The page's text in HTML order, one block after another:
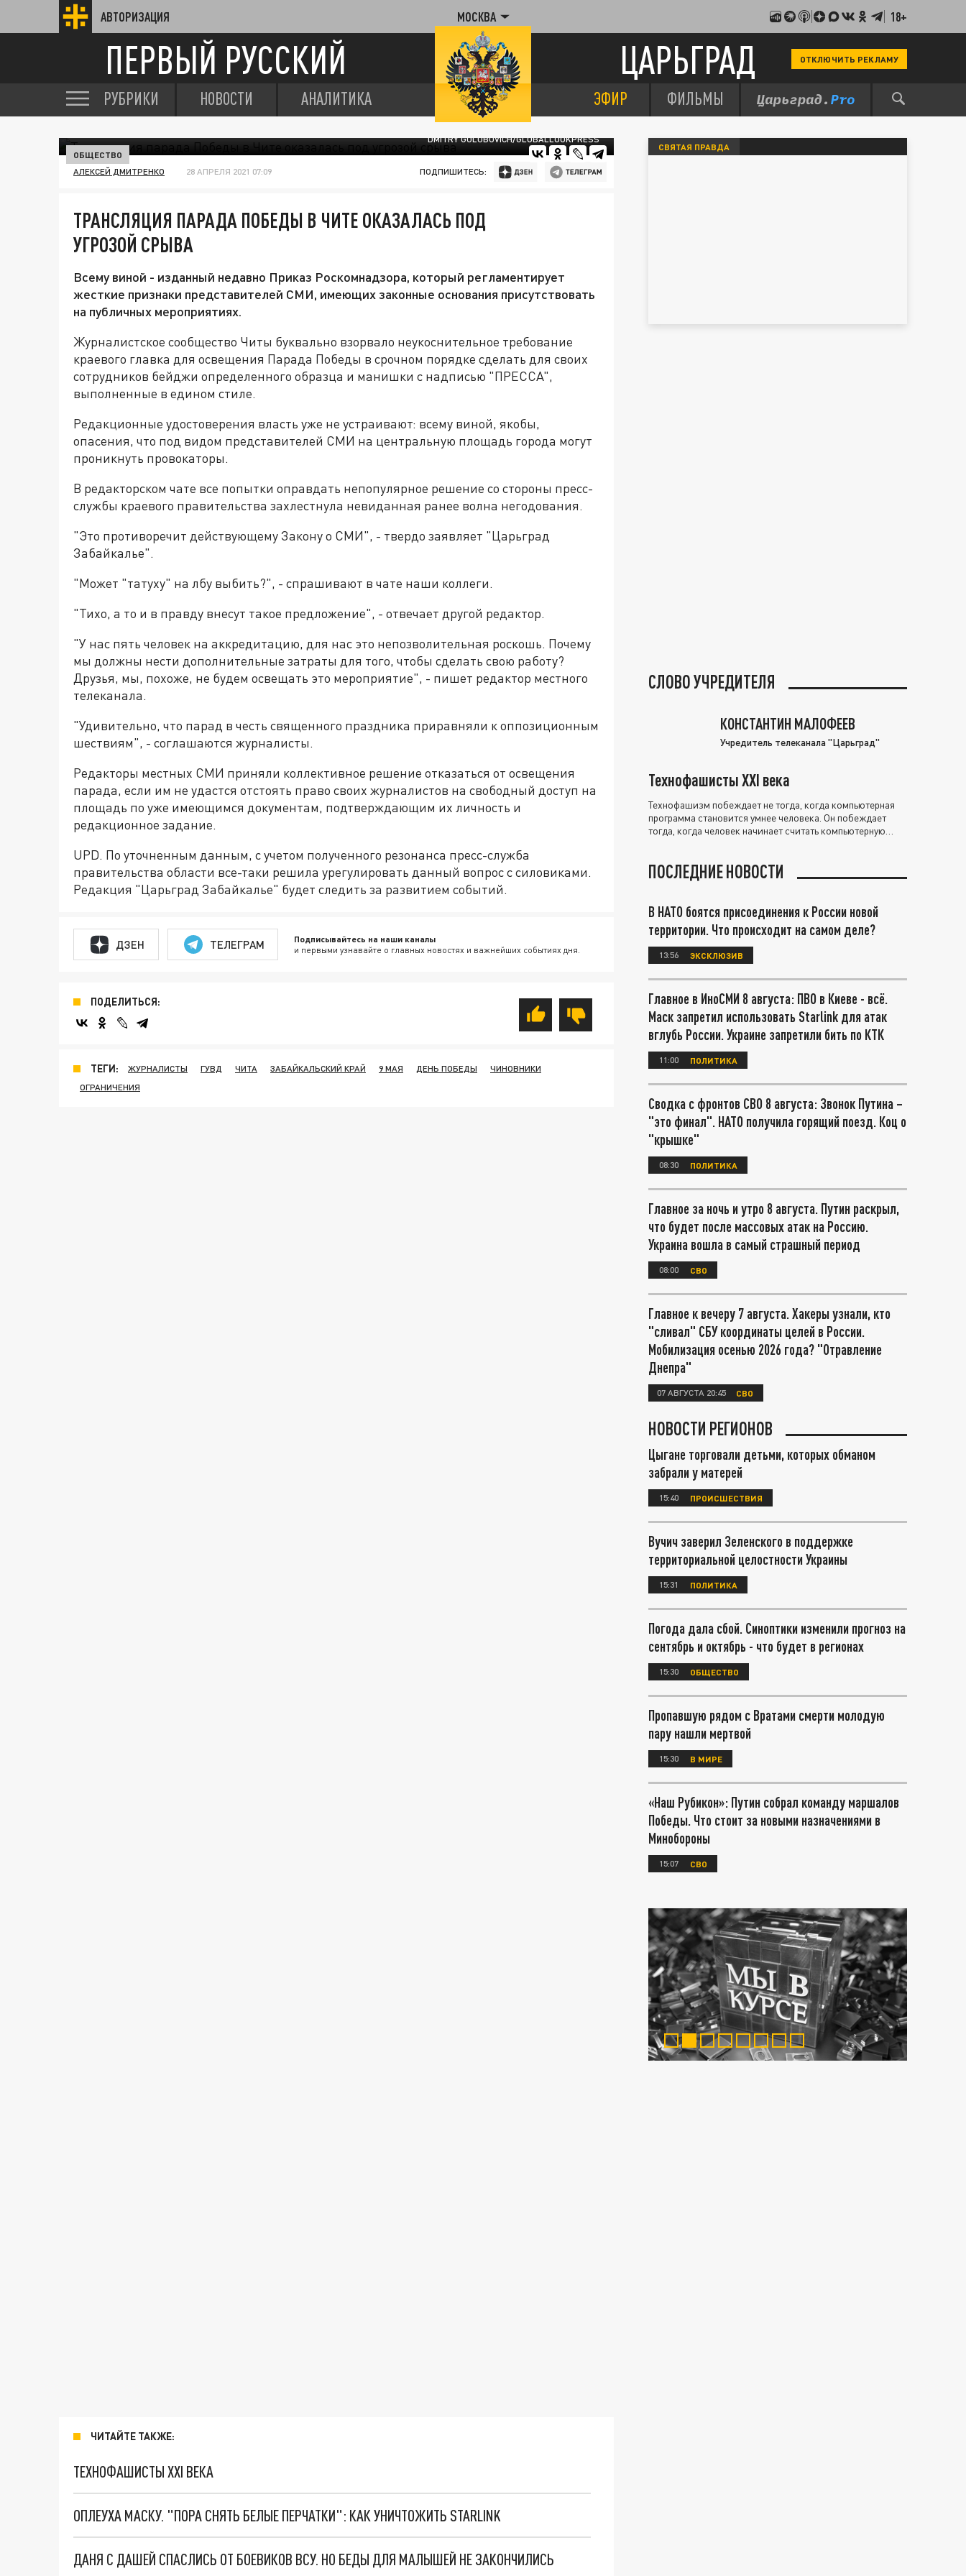
АВТОРИЗАЦИЯ МОСКВА 18+
ПЕРВЫЙ РУССКИЙ ЦАРЬГРАД ОТКЛЮЧИТЬ РЕКЛАМУ
РУБРИКИ НОВОСТИ АНАЛИТИКА ЭФИР ФИЛЬМЫ
DMITRY GOLUBOVICH/GLOBALLOOKPRESS
ОБЩЕСТВО
АЛЕКСЕЙ ДМИТРЕНКО 28 АПРЕЛЯ 2021 07:09 ПОДПИШИТЕСЬ:
ТРАНСЛЯЦИЯ ПАРАДА ПОБЕДЫ В ЧИТЕ ОКАЗАЛАСЬ ПОД
УГРОЗОЙ СРЫВА
Всему виной - изданный недавно Приказ Роскомнадзора, который регламентирует
жесткие признаки представителей СМИ, имеющих законные основания присутствовать
на публичных мероприятиях.
Журналистское сообщество Читы буквально взорвало неукоснительное требование
краевого главка для освещения Парада Победы в срочном порядке сделать для своих
сотрудников бейджи определенного образца и манишки с надписью "ПРЕССА",
выполненные в едином стиле.
Редакционные удостоверения власть уже не устраивают: всему виной, якобы,
опасения, что под видом представителей СМИ на центральную площадь города могут
проникнуть провокаторы.
В редакторском чате все попытки оправдать непопулярное решение со стороны пресс-
службы краевого правительства захлестнула невиданная ранее волна негодования.
"Это противоречит действующему Закону о СМИ", - твердо заявляет "Царьград
Забайкалье".
"Может "татуху" на лбу выбить?", - спрашивают в чате наши коллеги.
"Тихо, а то и в правду внесут такое предложение", - отвечает другой редактор.
"У нас пять человек на аккредитацию, для нас это непозволительная роскошь. Почему
мы должны нести дополнительные затраты для того, чтобы сделать свою работу?
Друзья, мы, похоже, не будем освещать это мероприятие", - пишет редактор местного
телеканала.
"Удивительно, что парад в честь священного праздника приравняли к оппозиционным
шествиям", - соглашаются журналисты.
Редакторы местных СМИ приняли коллективное решение отказаться от освещения
парада, если им не удастся отстоять право своих журналистов на свободный доступ на
площадь по уже имеющимся документам, подтверждающим их личность и
редакционное задание.
UPD. По уточненным данным, с учетом полученного резонанса пресс-служба
правительства области все-таки решила урегулировать данный вопрос с силовиками.
Редакция "Царьград Забайкалье" будет следить за развитием событий.
ДЗЕН ТЕЛЕГРАМ Подписывайтесь на наши каналы
и первыми узнавайте о главных новостях и важнейших событиях дня.
ПОДЕЛИТЬСЯ:
ТЕГИ: ЖУРНАЛИСТЫ ГУВД ЧИТА ЗАБАЙКАЛЬСКИЙ КРАЙ 9 МАЯ ДЕНЬ ПОБЕДЫ
ЧИНОВНИКИ
ОГРАНИЧЕНИЯ
ЧИТАЙТЕ ТАКЖЕ:
ТЕХНОФАШИСТЫ XXI ВЕКА
ОПЛЕУХА МАСКУ. "ПОРА СНЯТЬ БЕЛЫЕ ПЕРЧАТКИ": КАК УНИЧТОЖИТЬ STARLINK
ДАНЯ С ДАШЕЙ СПАСЛИСЬ ОТ БОЕВИКОВ ВСУ. НО БЕДЫ ДЛЯ МАЛЫШЕЙ НЕ ЗАКОНЧИЛИСЬ
СВЯТАЯ ПРАВДА
СЛОВО УЧРЕДИТЕЛЯ
КОНСТАНТИН МАЛОФЕЕВ
Учредитель телеканала "Царьград"
Технофашисты XXI века
Технофашизм побеждает не тогда, когда компьютерная
программа становится умнее человека. Он побеждает
тогда, когда человек начинает считать компьютерную
ПОСЛЕДНИЕ НОВОСТИ
В НАТО боятся присоединения к России новой
территории. Что происходит на самом деле?
13:56 ЭКСКЛЮЗИВ
Главное в ИноСМИ 8 августа: ПВО в Киеве - всё.
Маск запретил использовать Starlink для атак
вглубь России. Украине запретили бить по КТК
11:00 ПОЛИТИКА
Сводка с фронтов СВО 8 августа: Звонок Путина –
"это финал". НАТО получила горящий поезд. Коц о
"крышке"
08:30 ПОЛИТИКА
Главное за ночь и утро 8 августа. Путин раскрыл,
что будет после массовых атак на Россию.
Украина вошла в самый страшный период
08:00 СВО
Главное к вечеру 7 августа. Хакеры узнали, кто
"сливал" СБУ координаты целей в России.
Мобилизация осенью 2026 года? "Отравление
Днепра"
07 АВГУСТА 20:45 СВО
НОВОСТИ РЕГИОНОВ
Цыгане торговали детьми, которых обманом
забрали у матерей
15:40 ПРОИСШЕСТВИЯ
Вучич заверил Зеленского в поддержке
территориальной целостности Украины
15:31 ПОЛИТИКА
Погода дала сбой. Синоптики изменили прогноз на
сентябрь и октябрь - что будет в регионах
15:30 ОБЩЕСТВО
Пропавшую рядом с Вратами смерти молодую
пару нашли мертвой
15:30 В МИРЕ
«Наш Рубикон»: Путин собрал команду маршалов
Победы. Что стоит за новыми назначениями в
Минобороны
15:07 СВО